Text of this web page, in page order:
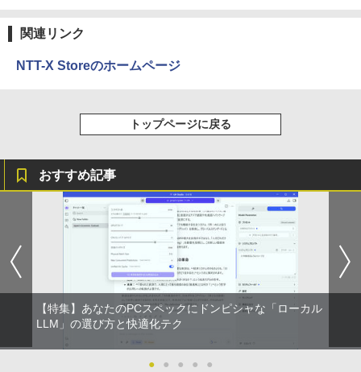
第7世代 | Core i5 7200U 2.5(～最大3.1)
GHz | MEM:8GB | HDD:500GB | DVDマ
【期間限定 ポイント10倍】Lenovo Idea
Pad D330 10.1型 2-in-1 タブレットPC／
着脱式キーボード（intel 第九世代Celero
n N4000/4GB/64GB eMMC/HD IPS液晶
Type-C データ/充電可）/microSD対応
（最大128GB）/Windows 11 Pro／Dolb
y Audio）【整備済み中古品】
￥13,800
モバイルディスプレイ 自立型 1920*1080
FHD ポータブルモニター IPS液晶パネル
h/PS3/PS4/PS5/Xbox One/PC/スマホ/U
類】タッチ/ケース付き/4Kタイプ
￥8,980
アースドリームス 厳選おまかせモニター
21.5型〜27型ワイド 【HDMI対応 / FULL
HD解像度】 大手メーカー液晶 (Dell/HP/
NEC等) テレワーク デュアルモニター S
witch PS4 PS5対応 【整備済み中古品】
￥6,470
3
杖と剣のウィストリア（16） （講談社コ
4
（2） （ワイドKC） [ ナガノ ]
￥1,210
5
バムとケロのデイブック Bam and Ker
o Day Book [ 島田ゆか ]
￥4,950
￥14,990
【2026年アップグレード版】AOKIMI ワイヤ
レスイヤホン bluetooth イヤホン V12 小型
軽量 ブルートゥースHi-Fi 最大36時間再生 ぶ
るーとゅーす コードレス ENCノイズキャン
セリング 自動ペアリング Type-C充電 マイク
付き 防水 タッチ式音量調整 スポーツ/通勤/通
学/WEB会議(ホワイト)
￥1,964
Xiaomi シャオミ REDMI Buds 8 Lite ワイヤ
レスイヤホン Bluetooth 5.4 ノイズキャンセ
￥250
On My Road (Stadium ver.)
￥250
On My Road (Stadium ver.)
￥250
￥1,380
￥1,117
by Amazon 炭酸水 ラベルレス 500ml ×24本
強炭酸水 ペットボトル 500ミリリットル (Sm
art Basic)
￥1,625
コカ・コーラ やかんの麦茶 from 爽健美茶 ラ
ベルレス 650mlPET×24本
￥2,009
￥594
HUNTER×HUNTER モノクロ版 39 (ジャンプ
コミックスDIGITAL)
￥572
スーパーの裏でヤニ吸うふたり 9巻 (デジタル
版ビッグガンガンコミックス)
関連リンク
NTT-X Storeのホームページ
トップページに戻る
おすすめ記事
【特集】あなたのPCスペックにドンピシャな「ローカル
LLM」の選び方と快適化テク
● ● ● ● ●